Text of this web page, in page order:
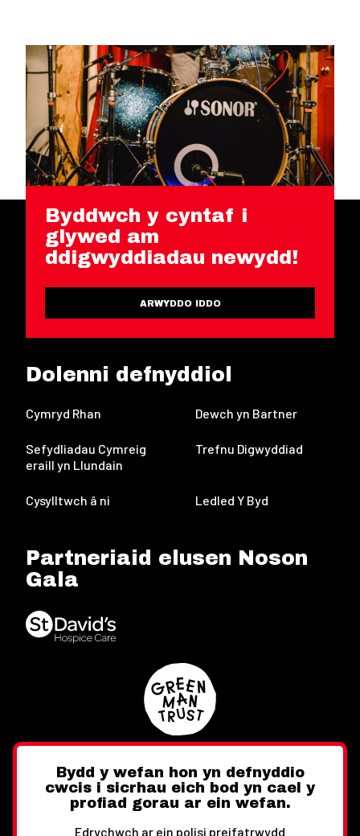
Byddwch y cyntaf i
glywed am
ddigwyddiadau newydd!
ARWYDDO IDDO
Dolenni defnyddiol
Cymryd Rhan Dewch yn Bartner
Sefydliadau Cymreig
eraill yn Llundain
Trefnu Digwyddiad
Cysylltwch â ni Ledled Y Byd
Partneriaid elusen Noson
Gala
Twitter FacebookInstagram
Bydd y wefan hon yn defnyddio
cwcis i sicrhau eich bod yn cael y
profiad gorau ar ein wefan.
Edrychwch ar ein polisi preifatrwydd